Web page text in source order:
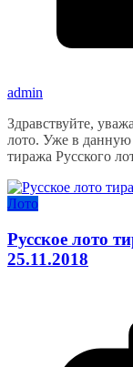
admin
Здравствуйте,
лото. Уже в данную
тиража Русского
Лото
Русское лото
25.11.2018